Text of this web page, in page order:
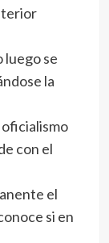
luego se
la
oficialismo
con el
el
si en